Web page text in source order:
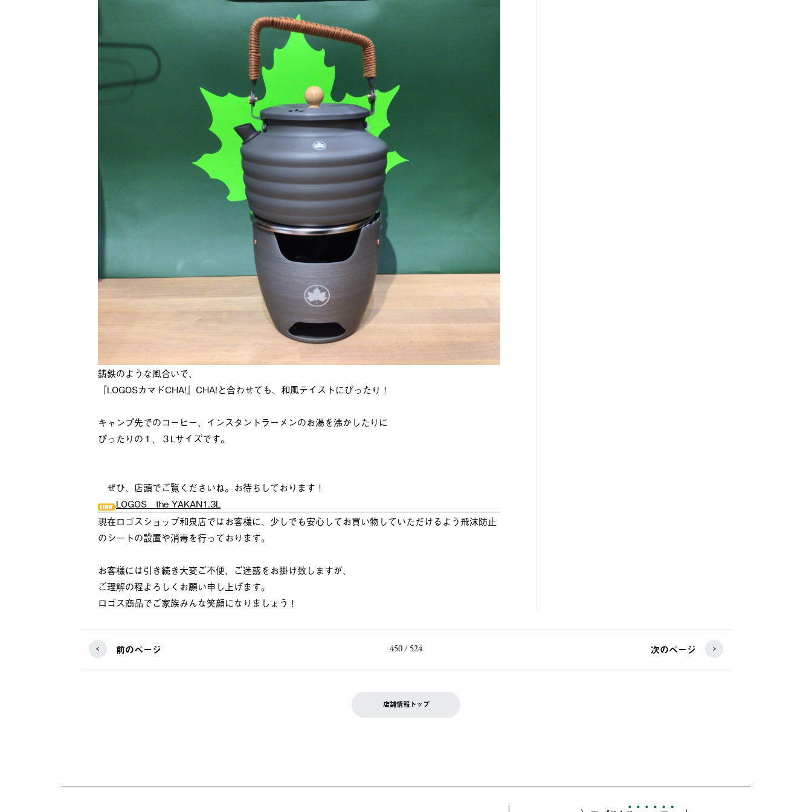
鋳鉄のような風合いで、
『LOGOSカマドCHA!』CHA!と合わせても、和風テイストにぴったり！
キャンプ先でのコーヒー、インスタントラーメンのお湯を沸かしたりに
ぴったりの１，３Lサイズです。
ぜひ、店頭でご覧くださいね。お待ちしております！
LOGOS the YAKAN1.3L
現在ロゴスショップ和泉店ではお客様に、少しでも安心してお買い物していただけるよう飛沫防止
のシートの設置や消毒を行っております。
お客様には引き続き大変ご不便、ご迷惑をお掛け致しますが、
ご理解の程よろしくお願い申し上げます。
ロゴス商品でご家族みんな笑顔になりましょう！
前のページ 450 / 524 次のページ
店舗情報トップ